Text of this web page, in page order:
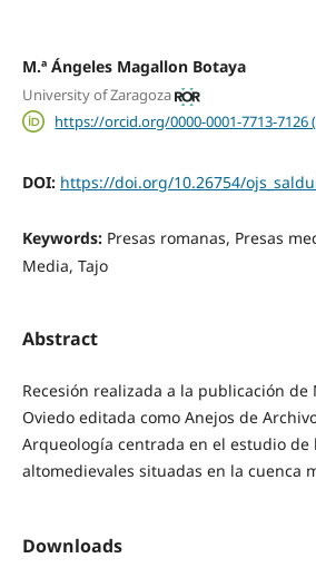
M.ª Ángeles Magallon Botaya
University of Zaragoza
https://orcid.org/0000-0001-7713-
DOI: https://doi.org/10.26754/
Keywords: Presas romanas, Presas
Media, Tajo
Abstract
Recesión realizada a la publicación de
Oviedo editada como Anejos de
Arqueología centrada en el estudio de
altomedievales situadas en la cuenca
Downloads